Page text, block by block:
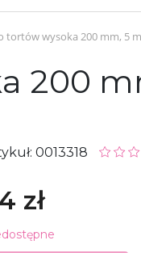
tortów wysoka 200 mm, 5 m
200
0013318
zł